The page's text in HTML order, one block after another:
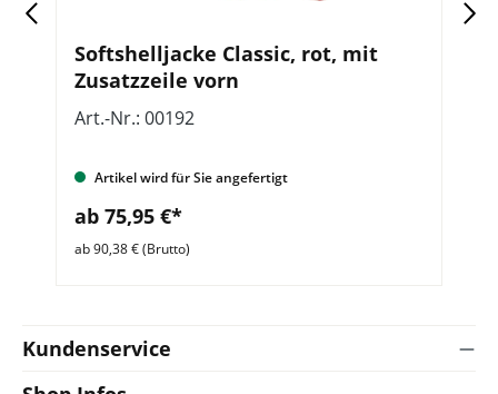
Softshelljacke Classic, rot, mit
Zusatzzeile vorn
Art.-Nr.: 00192
Artikel wird für Sie angefertigt
ab 75,95 €*
ab 90,38 € (Brutto)
Kundenservice